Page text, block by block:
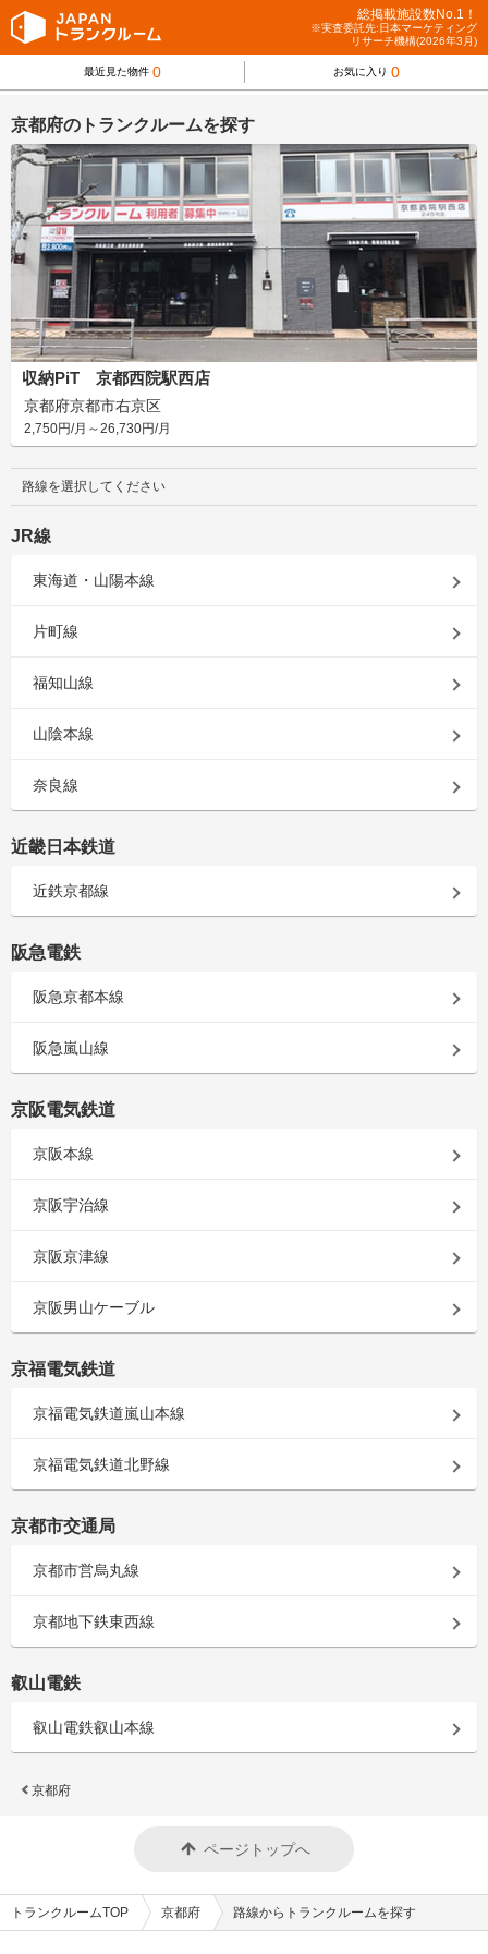
総掲載施設数No.1！
※実査委託先:日本マーケティング
リサーチ機構(2026年3月)
最近見た物件 0 お気に入り 0
京都府のトランクルームを探す
収納PiT 京都西院駅西店
京都府京都市右京区
2,750円/月～26,730円/月
路線を選択してください
JR線
東海道・山陽本線
片町線
福知山線
山陰本線
奈良線
近畿日本鉄道
近鉄京都線
阪急電鉄
阪急京都本線
阪急嵐山線
京阪電気鉄道
京阪本線
京阪宇治線
京阪京津線
京阪男山ケーブル
京福電気鉄道
京福電気鉄道嵐山本線
京福電気鉄道北野線
京都市交通局
京都市営烏丸線
京都地下鉄東西線
叡山電鉄
叡山電鉄叡山本線
京都府
ページトップへ
トランクルームTOP 京都府 路線からトランクルームを探す